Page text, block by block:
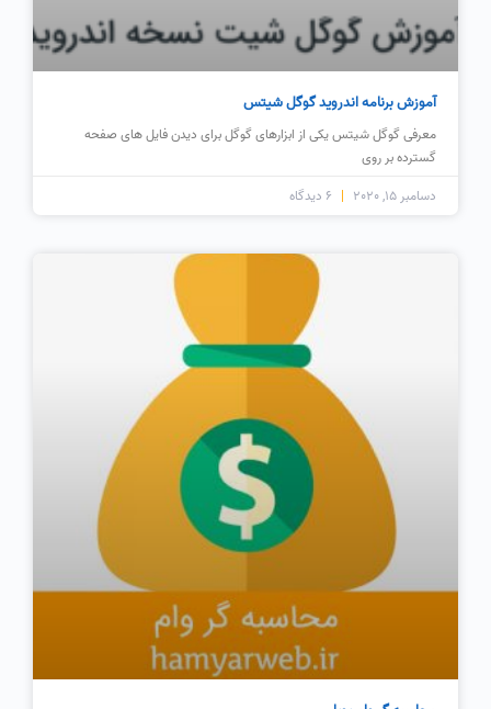
آموزش برنامه اندروید گوگل شیتس
معرفی گوگل شیتس یکی از ابزارهای گوگل برای دیدن فایل های صفحه
گسترده بر روی
دسامبر 15, 2020